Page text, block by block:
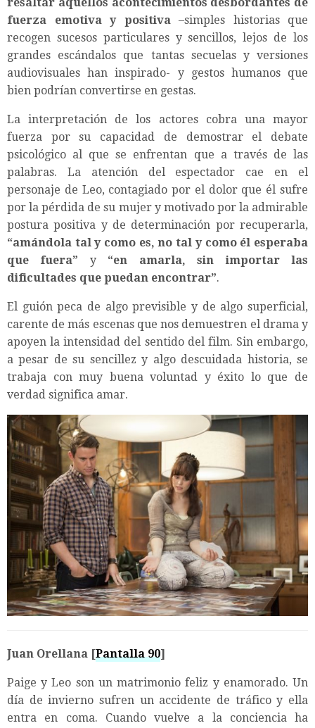
resaltar aquellos acontecimientos desbordantes de
fuerza emotiva y positiva–simples historias que
recogen sucesos particulares y sencillos, lejos de los
grandes escándalos que tantas secuelas y versiones
audiovisuales han inspirado- y gestos humanos que
bien podrían convertirse en gestas.
La interpretación de los actores cobra una mayor
fuerza por su capacidad de demostrar el debate
psicológico al que se enfrentan que a través de las
palabras. La atención del espectador cae en el
personaje de Leo, contagiado por el dolor que él sufre
por la pérdida de su mujer y motivado por la admirable
postura positiva y de determinación por recuperarla,
“amándola tal y como es, no tal y como él esperaba
que fuera” y “en amarla, sin importar las
dificultades que puedan encontrar”.
El guión peca de algo previsible y de algo superficial,
carente de más escenas que nos demuestren el drama y
apoyen la intensidad del sentido del film. Sin embargo,
a pesar de su sencillez y algo descuidada historia, se
trabaja con muy buena voluntad y éxito lo que de
verdad significa amar.
Juan Orellana [Pantalla 90]
Paige y Leo son un matrimonio feliz y enamorado. Un
día de invierno sufren un accidente de tráfico y ella
entra en coma. Cuando vuelve a la conciencia ha